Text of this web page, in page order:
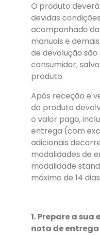
O produto
devidas
acompanhado
manuais e
de devolução
consumidor,
produto.
Após receção e
do produto
o valor pago,
entrega (com
adicionais
modalidades de
modalidade
máximo de 14
1. Prepare a
nota de entrega